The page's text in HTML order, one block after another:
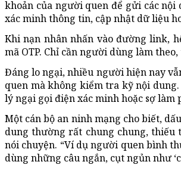
khoản của người quen để gửi các
xác minh thông tin, cập nhật dữ liệu
Khi nạn nhân nhấn vào đường link,
mã OTP. Chỉ cần người dùng làm
Đáng lo ngại, nhiều người hiện nay
quen mà không kiểm tra kỹ nội
lý ngại gọi điện xác minh hoặc sợ
Một cán bộ an ninh mạng cho biết,
dung thường rất chung chung, thiếu
nói chuyện. “Ví dụ người quen bình
dùng những câu ngắn, cụt ngủn như